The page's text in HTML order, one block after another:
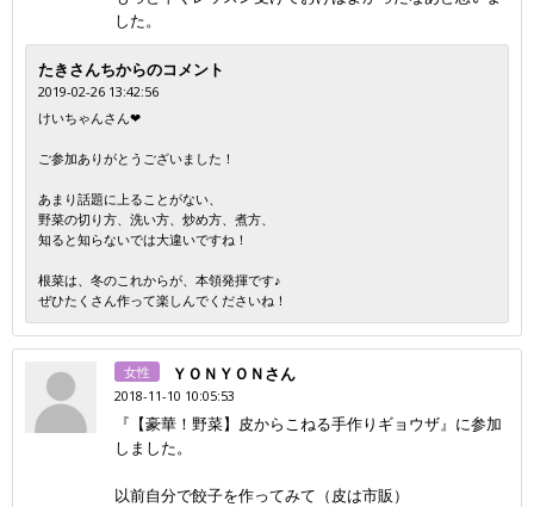
した。
たきさんちからのコメント
2019-02-26 13:42:56
けいちゃんさん❤
ご参加ありがとうございました！
あまり話題に上ることがない、
野菜の切り方、洗い方、炒め方、煮方、
知ると知らないでは大違いですね！
根菜は、冬のこれからが、本領発揮です♪
ぜひたくさん作って楽しんでくださいね！
女性 ＹＯＮＹＯＮさん
2018-11-10 10:05:53
『【豪華！野菜】皮からこねる手作りギョウザ』に参加
しました。
以前自分で餃子を作ってみて（皮は市販）